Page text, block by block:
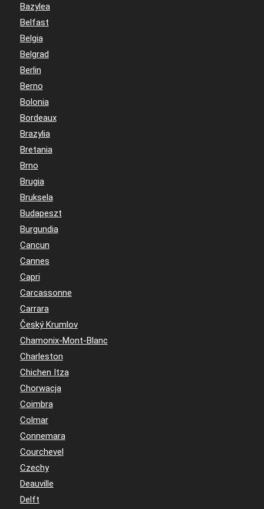
Bazylea
Belfast
Belgia
Belgrad
Berlin
Berno
Bolonia
Bordeaux
Brazylia
Bretania
Brno
Brugia
Bruksela
Budapeszt
Burgundia
Cancun
Cannes
Capri
Carcassonne
Carrara
Český Krumlov
Chamonix-Mont-Blanc
Charleston
Chichen Itza
Chorwacja
Coimbra
Colmar
Connemara
Courchevel
Czechy
Deauville
Delft